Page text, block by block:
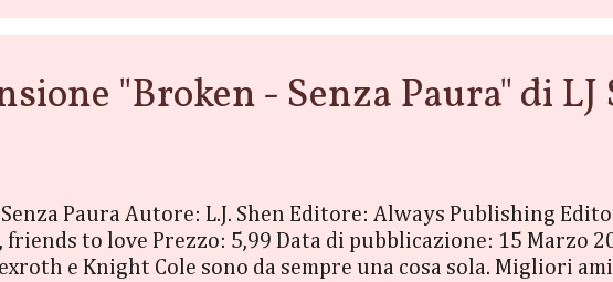
"Broken - Senza Paura" di LJ
Paura Autore: L.J. Shen Editore: Always Publishing
friends to love Prezzo: 5,99 Data di pubblicazione: 15 Marzo
e Knight Cole sono da sempre una cosa sola. Migliori